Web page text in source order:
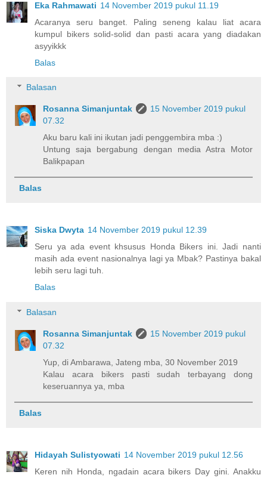
Eka Rahmawati 14 November 2019 pukul 11.19
Acaranya seru banget. Paling seneng kalau liat acara
kumpul bikers solid-solid dan pasti acara yang diadakan
asyyikkk
Balas
Balasan
Rosanna Simanjuntak
15 November 2019 pukul
07.32
Aku baru kali ini ikutan jadi penggembira mba :)
Untung saja bergabung dengan media Astra Motor
Balikpapan
Balas
Siska Dwyta 14 November 2019 pukul 12.39
Seru ya ada event khsusus Honda Bikers ini. Jadi nanti
masih ada event nasionalnya lagi ya Mbak? Pastinya bakal
lebih seru lagi tuh.
Balas
Balasan
Rosanna Simanjuntak
15 November 2019 pukul
07.32
Yup, di Ambarawa, Jateng mba, 30 November 2019
Kalau acara bikers pasti sudah terbayang dong
keseruannya ya, mba
Balas
Hidayah Sulistyowati 14 November 2019 pukul 12.56
Keren nih Honda, ngadain acara bikers Day gini. Anakku